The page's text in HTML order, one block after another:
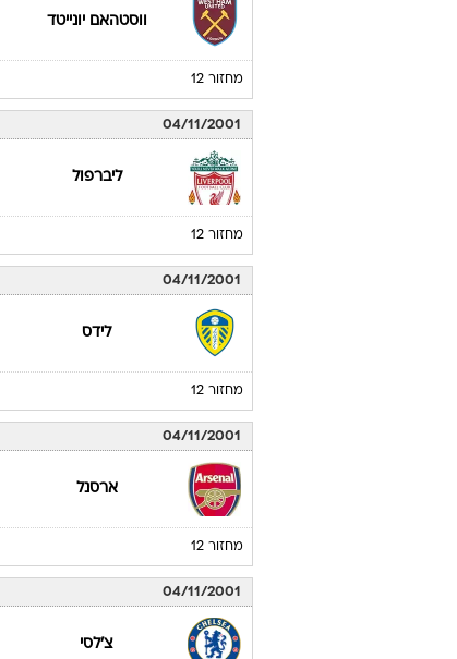
ווסטהאם יונייטד
מחזור 12
04/11/2001
ליברפול
מחזור 12
04/11/2001
לידס
מחזור 12
04/11/2001
ארסנל
מחזור 12
04/11/2001
צ'לסי